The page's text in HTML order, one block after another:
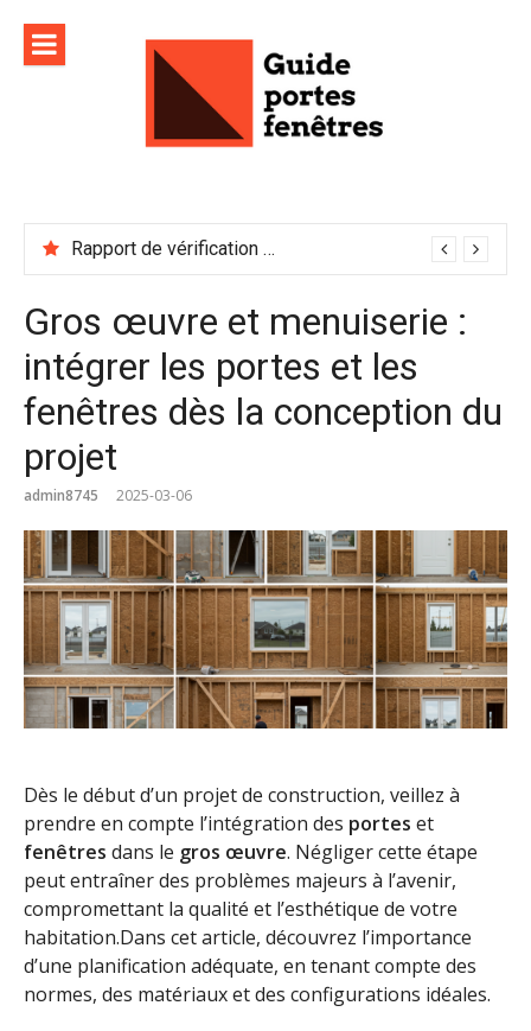
contenu
Rapport de vérification sécurité : à conserver précieusement
Gros œuvre et menuiserie :
intégrer les portes et les
fenêtres dès la conception du
projet
admin8745 2025-03-06
Dès le début d’un projet de construction, veillez à
prendre en compte l’intégration des portes et
fenêtres dans le gros œuvre. Négliger cette étape
peut entraîner des problèmes majeurs à l’avenir,
compromettant la qualité et l’esthétique de votre
habitation.Dans cet article, découvrez l’importance
d’une planification adéquate, en tenant compte des
normes, des matériaux et des configurations idéales.